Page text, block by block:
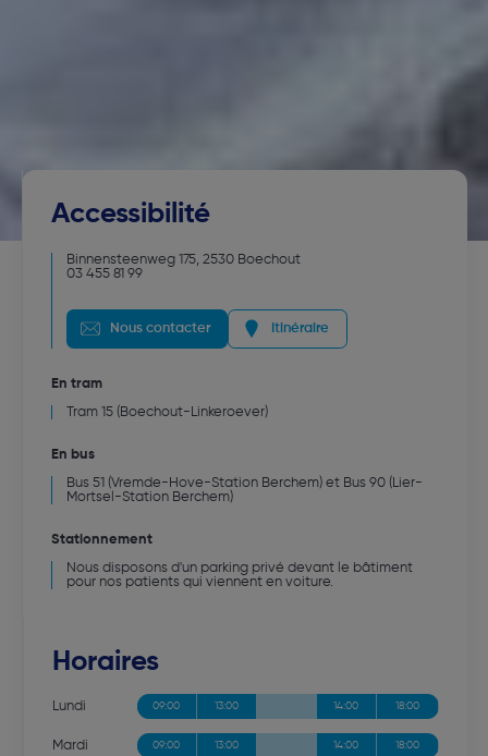
Accessibilité
Binnensteenweg 175, 2530 Boechout
03 455 81 99
Nous contacter Itinéraire
En tram
Tram 15 (Boechout-Linkeroever)
En bus
Bus 51 (Vremde-Hove-Station Berchem) et Bus 90 (Lier-
Mortsel-Station Berchem)
Stationnement
Nous disposons d'un parking privé devant le bâtiment
pour nos patients qui viennent en voiture.
Horaires
Lundi 09:00 13:00 14:00 18:00
Mardi 09:00 13:00 14:00 18:00